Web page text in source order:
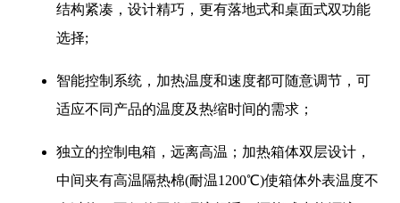
结构紧凑，设计精巧，更有落地式和桌面式双功能
选择;
智能控制系统，加热温度和速度都可随意调节，可
适应不同产品的温度及热缩时间的需求；
独立的控制电箱，远离高温；加热箱体双层设计，
中间夹有高温隔热棉(耐温1200℃)使箱体外表温度不